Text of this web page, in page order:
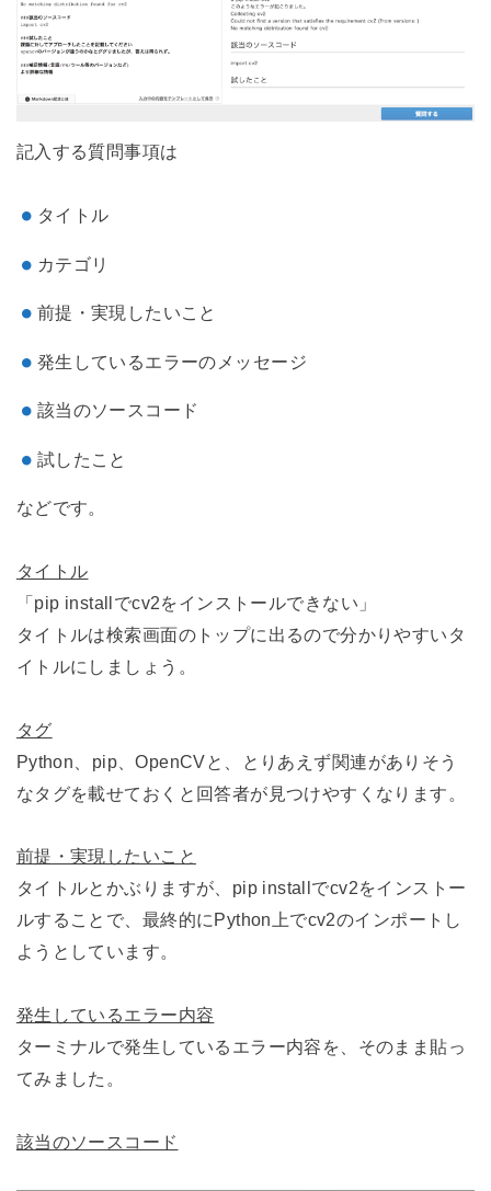
記入する質問事項は
タイトル
カテゴリ
前提・実現したいこと
発生しているエラーのメッセージ
該当のソースコード
試したこと
などです。
タイトル
「pip installでcv2をインストールできない」
タイトルは検索画面のトップに出るので分かりやすいタ
イトルにしましょう。
タグ
Python、pip、OpenCVと、とりあえず関連がありそう
なタグを載せておくと回答者が見つけやすくなります。
前提・実現したいこと
タイトルとかぶりますが、pip installでcv2をインストー
ルすることで、最終的にPython上でcv2のインポートし
ようとしています。
発生しているエラー内容
ターミナルで発生しているエラー内容を、そのまま貼っ
てみました。
該当のソースコード